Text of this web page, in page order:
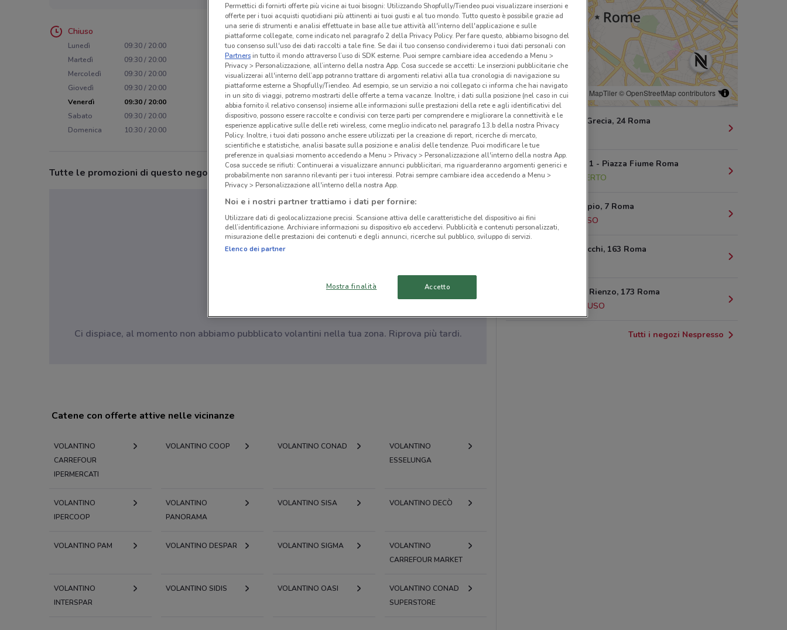
Chiuso
Lunedì
09:30 / 20:00
Martedì
09:30 / 20:00
Mercoledì
09:30 / 20:00
Giovedì
09:30 / 20:00
Venerdì
09:30 / 20:00
Sabato
09:30 / 20:00
Domenica
10:30 / 20:00
Tutte le promozioni di questo negozio
Ci dispiace, al momento non abbiamo pubblicato volantini nella tua zona. Riprova più tardi.
© MapTiler© OpenStreetMap contributors
Via Magna Grecia, 24 Roma
Via Aniene, 1 - Piazza Fiume Roma
1.3 km
APERTO
Piazzale Appio, 7 Roma
CHIUSO
Via Dei Gracchi, 163 Roma
Via Cola Di Rienzo, 173 Roma
CHIUSO
Tutti i negozi Nespresso
Catene con offerte attive nelle vicinanze
VOLANTINO
CARREFOUR
IPERMERCATI
VOLANTINO COOP VOLANTINO CONAD
VOLANTINO
ESSELUNGA
VOLANTINO
IPERCOOP
VOLANTINO
PANORAMA
VOLANTINO SISA VOLANTINO DECÒ
VOLANTINO PAM VOLANTINO DESPAR VOLANTINO SIGMA
VOLANTINO
CARREFOUR MARKET
VOLANTINO
INTERSPAR
VOLANTINO SIDIS VOLANTINO OASI
VOLANTINO CONAD
SUPERSTORE
Permettici di fornirti offerte più vicine ai tuoi bisogni: Utilizzando Shopfully/Tiendeo puoi visualizzare inserzioni e
offerte per i tuoi acquisti quotidiani più attinenti ai tuoi gusti e al tuo mondo. Tutto questo è possibile grazie ad
una serie di strumenti e analisi effettuate in base alle tue attività all'interno dell'applicazione e sulle
piattaforme collegate, come indicato nel paragrafo 2 della Privacy Policy. Per fare questo, abbiamo bisogno del
tuo consenso sull'uso dei dati raccolti a tale fine. Se dai il tuo consenso condivideremo i tuoi dati personali con
Partnersin tutto il mondo attraverso l’uso di SDK esterne. Puoi sempre cambiare idea accedendo a Menu >
Privacy > Personalizzazione, all’interno della nostra App. Cosa succede se accetti: Le inserzioni pubblicitarie che
visualizzerai all'interno dell’app potranno trattare di argomenti relativi alla tua cronologia di navigazione su
piattaforme esterne a Shopfully/Tiendeo. Ad esempio, se un servizio a noi collegato ci informa che hai navigato
in un sito di viaggi, potremo mostrarti delle offerte a tema vacanze. Inoltre, i dati sulla posizione (nel caso in cui
abbia fornito il relativo consenso) insieme alle informazioni sulle prestazioni della rete e agli identificativi del
dispositivo, possono essere raccolte e condivisi con terze parti per comprendere e migliorare la connettività e le
esperienze applicative sulle delle reti wireless, come meglio indicato nel paragrafo 13.b della nostra Privacy
Policy. Inoltre, i tuoi dati possono anche essere utilizzati per la creazione di report, ricerche di mercato,
scientifiche e statistiche, analisi basate sulla posizione e analisi delle tendenze. Puoi modificare le tue
preferenze in qualsiasi momento accedendo a Menu > Privacy > Personalizzazione all'interno della nostra App.
Cosa succede se rifiuti: Continuerai a visualizzare annunci pubblicitari, ma riguarderanno argomenti generici e
probabilmente non saranno rilevanti per i tuoi interessi. Potrai sempre cambiare idea accedendo a Menu >
Privacy > Personalizzazione all'interno della nostra App.
Noi e i nostri partner trattiamo i dati per fornire:
Utilizzare dati di geolocalizzazione precisi. Scansione attiva delle caratteristiche del dispositivo ai fini
dell’identificazione. Archiviare informazioni su dispositivo e/o accedervi. Pubblicità e contenuti personalizzati,
misurazione delle prestazioni dei contenuti e degli annunci, ricerche sul pubblico, sviluppo di servizi.
Elenco dei partner
Mostra finalità Accetto